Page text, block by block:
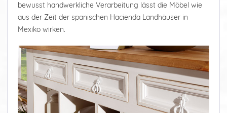
bewusst handwerkliche Verarbeitung lässt die Möbel wie
aus der Zeit der spanischen Hacienda Landhäuser in
Mexiko wirken.